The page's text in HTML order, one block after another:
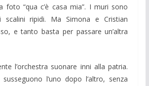
foto “qua c’è casa mia”. I muri sono
scalini ripidi. Ma Simona e Cristian
e tanto basta per passare un’altra
l’orchestra suonare inni alla patria.
l’uno dopo l’altro, senza